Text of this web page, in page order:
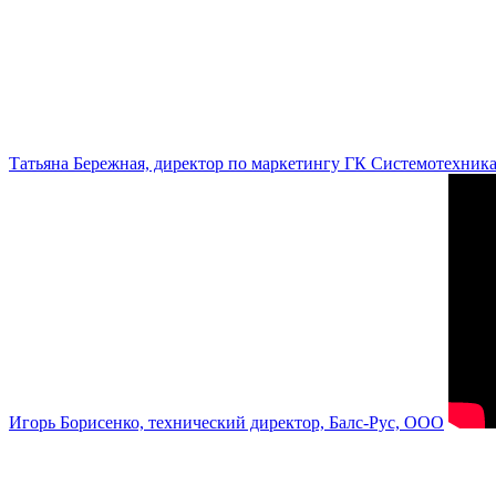
Татьяна Бережная, директор по маркетингу ГК Системотехника
Игорь Борисенко, технический директор, Балс-Рус, ООО